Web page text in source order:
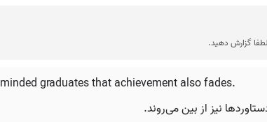
گزارش دهید.
graduates that achievement also fades.